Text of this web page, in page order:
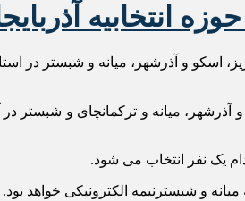
انتخابیه
سه حوزه انتخابیه تبریز، اسکو و آذرشهر، میانه و
یک نفر انتخاب می شود.
و شبسترنیمه الکترونیکی خواهد بود.